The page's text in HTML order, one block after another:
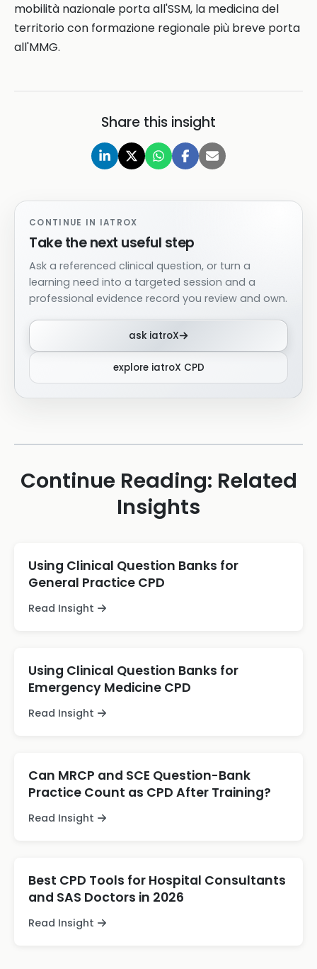
mobilità nazionale porta all'SSM, la medicina del
territorio con formazione regionale più breve porta
all'MMG.
Share this insight
CONTINUE IN IATROX
Take the next useful step
Ask a referenced clinical question, or turn a
learning need into a targeted session and a
professional evidence record you review and own.
ask iatroX
explore iatroX CPD
Continue Reading: Related
Insights
Using Clinical Question Banks for
General Practice CPD
Read Insight
Using Clinical Question Banks for
Emergency Medicine CPD
Read Insight
Can MRCP and SCE Question-Bank
Practice Count as CPD After Training?
Read Insight
Best CPD Tools for Hospital Consultants
and SAS Doctors in 2026
Read Insight